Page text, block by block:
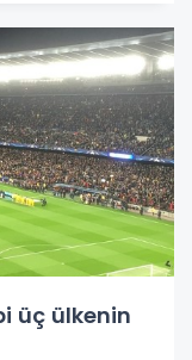
üç ülkenin